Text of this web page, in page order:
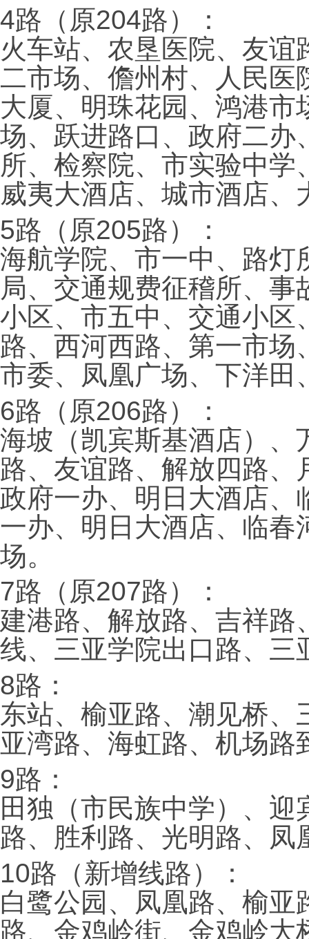
4路（原204路）：
火车站、农垦医院、友
二市场、儋州村、人民医
大厦、明珠花园、鸿港
场、跃进路口、政府二办
所、检察院、市实验中
威夷大酒店、城市酒店
5路（原205路）：
海航学院、市一中、路灯
局、交通规费征稽所、
小区、市五中、交通小区
路、西河西路、第一市
市委、凤凰广场、下洋田
6路（原206路）：
海坡（凯宾斯基酒店）、
路、友谊路、解放四路
政府一办、明日大酒店、
一办、明日大酒店、临春
场。
7路（原207路）：
建港路、解放路、吉祥路
线、三亚学院出口路、三
8路：
东站、榆亚路、潮见桥
亚湾路、海虹路、机场路
9路：
田独（市民族中学）、
路、胜利路、光明路、凤
10路（新增线路）：
白鹭公园、凤凰路、榆
路、金鸡岭街、金鸡岭